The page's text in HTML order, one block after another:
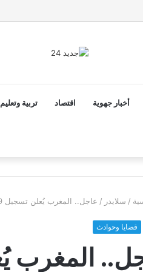
للبلاد
أخبار جهوية اقتصاد تربية وتعليم
/ سلايدر / عاجل.. المغرب يُعلن تسجيل 539 حالة إصابة جديدة خلال الـ24 ساعة الأخيرة
قضايا وحوادث